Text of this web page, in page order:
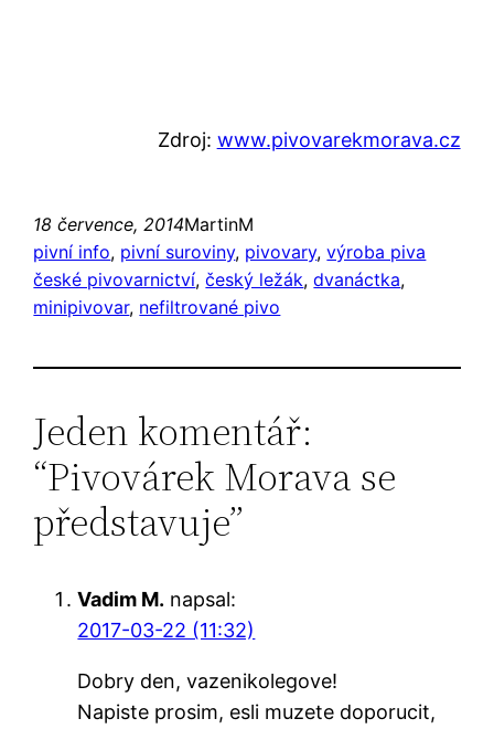
Zdroj: www.pivovarekmorava.cz
18 července, 2014MartinM
pivní info, pivní suroviny, pivovary, výroba piva
české pivovarnictví, český ležák, dvanáctka
minipivovar, nefiltrované pivo
Jeden komentář:
“Pivovárek Morava se
představuje”
Vadim M. napsal:
2017-03-22 (11:32)
Dobry den, vazenikolegove!
Napiste prosim, esli muzete doporucit,